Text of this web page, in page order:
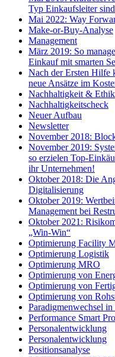
Typ Einkaufsleiter
Mai 2022: Way
Make-or-Buy-Analyse
Management
März 2019: So
Einkauf mit smarten
Nach der Ersten Hilfe
neue Ansätze im
Nachhaltigkeit &
Nachhaltigkeitscheck
Neuer Aufbau
Newsletter
November 2018:
November 2019:
so erzielen Top-
ihr Unternehmen!
Oktober 2018: Die
Digitalisierung
Oktober 2019:
Management bei
Oktober 2021:
„Win-Win“
Optimierung Facility
Optimierung Logistik
Optimierung MRO
Optimierung von
Optimierung von
Optimierung von
Paradigmenwechsel
Performance Smart
Personalentwicklung
Personalentwicklung
Positionsanalyse